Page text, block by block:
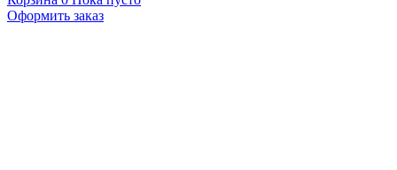
Оформить заказ